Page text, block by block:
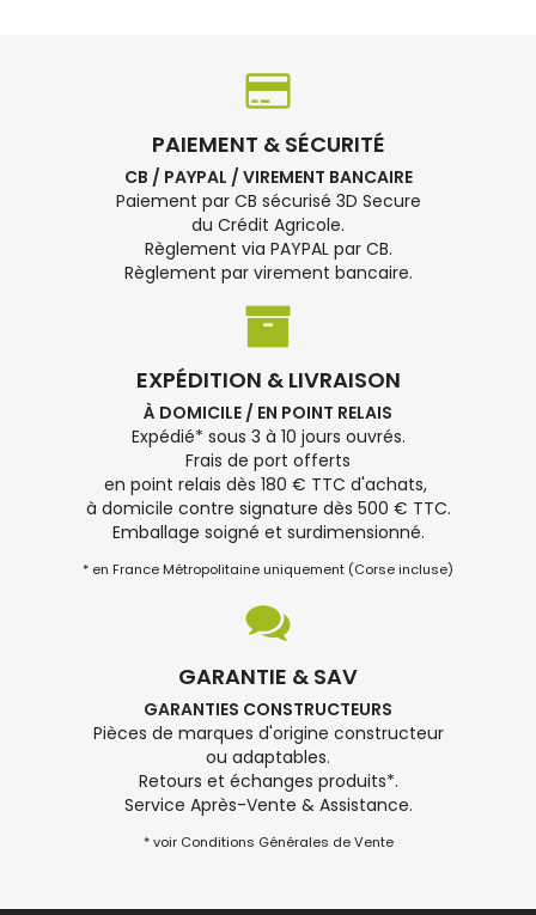
PAIEMENT & SÉCURITÉ
CB / PAYPAL / VIREMENT BANCAIRE
Paiement par CB sécurisé 3D Secure
du Crédit Agricole.
Règlement via PAYPAL par CB.
Règlement par virement bancaire.
EXPÉDITION & LIVRAISON
À DOMICILE / EN POINT RELAIS
Expédié* sous 3 à 10 jours ouvrés.
Frais de port offerts
en point relais dès 180 € TTC d'achats,
à domicile contre signature dès 500 € TTC.
Emballage soigné et surdimensionné.
* en France Métropolitaine uniquement (Corse incluse)
GARANTIE & SAV
GARANTIES CONSTRUCTEURS
Pièces de marques d'origine constructeur
ou adaptables.
Retours et échanges produits*.
Service Après-Vente & Assistance.
* voir Conditions Générales de Vente